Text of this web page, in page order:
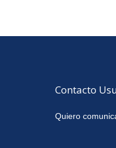
Contacto
Quiero